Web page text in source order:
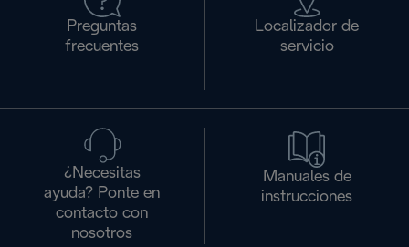
Preguntas
frecuentes
Localizador de
servicio
¿Necesitas
ayuda? Ponte en
contacto con
nosotros
Manuales de
instrucciones